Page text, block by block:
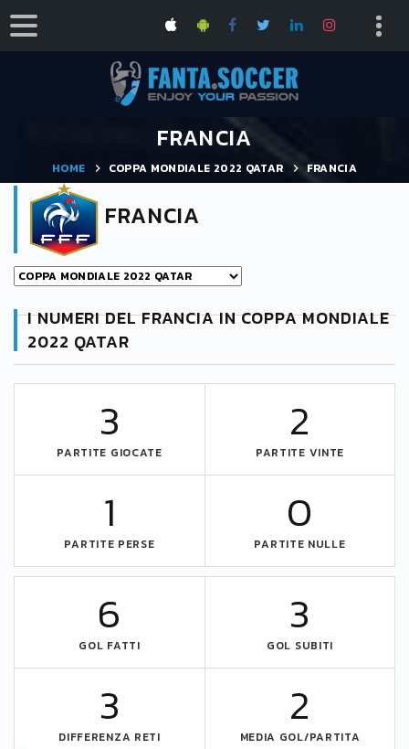
FRANCIA
HOME COPPA MONDIALE 2022 QATAR FRANCIA
FRANCIA
I NUMERI DEL FRANCIA IN COPPA MONDIALE
2022 QATAR
3
PARTITE GIOCATE
2
PARTITE VINTE
1
PARTITE PERSE
0
PARTITE NULLE
6
GOL FATTI
3
GOL SUBITI
3
DIFFERENZA RETI
2
MEDIA GOL/PARTITA